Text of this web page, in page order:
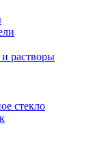
растворы
стекло